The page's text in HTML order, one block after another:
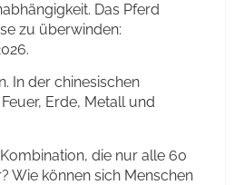
Das Pferd
zu überwinden:
In der chinesischen
Erde, Metall und
die nur alle 60
Wie können sich Menschen